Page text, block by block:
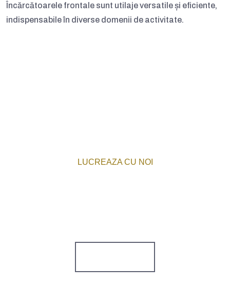
Încărcătoarele frontale sunt utilaje versatile și eficiente,
indispensabile în diverse domenii de activitate.
LUCREAZA CU NOI